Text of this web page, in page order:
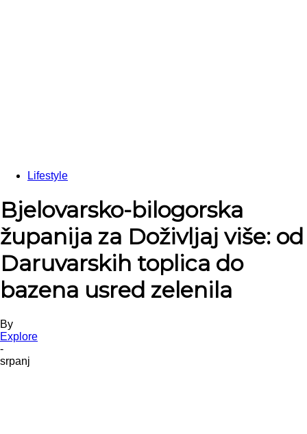
Lifestyle
Bjelovarsko-bilogorska
županija za Doživljaj više: od
Daruvarskih toplica do
bazena usred zelenila
By
Explore
-
srpanj